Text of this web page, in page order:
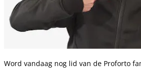
Word vandaag nog lid van de Proforto